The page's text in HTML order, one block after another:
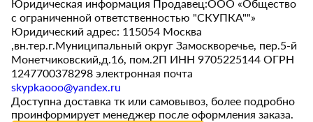
Юридическая информация Продавец:ООО «Общество
с ограниченной ответственностью "СКУПКА""»
Юридический адрес: 115054 Москва
,вн.тер.г.Муниципальный округ Замоскворечье, пер.5-й
Монетчиковский,д.16, пом.2П ИНН 9705225144 ОГРН
1247700378298 электронная почта
skypkaooo@yandex.ru
Доступна доставка тк или самовывоз, более подробно
проинформирует менеджер после оформления заказа.